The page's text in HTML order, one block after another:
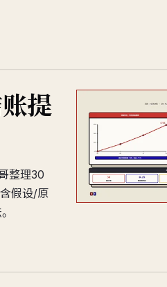
提
整理30
假设/原